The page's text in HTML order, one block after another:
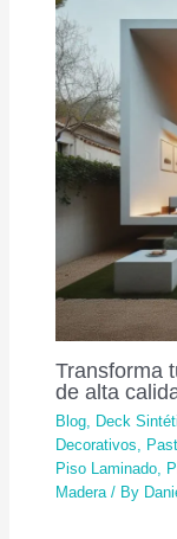
Transforma
de alta
Blog, Deck
Decorativos,
Piso Laminado,
Madera/ By